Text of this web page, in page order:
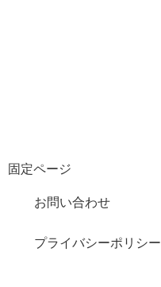
固定ページ
お問い合わせ
プライバシーポリシー